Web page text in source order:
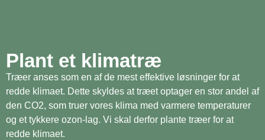
Plant et klimatræ
Træer anses som en af de mest effektive løsninger for at
redde klimaet. Dette skyldes at træet optager en stor andel af
den CO2, som truer vores klima med varmere temperaturer
og et tykkere ozon-lag. Vi skal derfor plante træer for at
redde klimaet.